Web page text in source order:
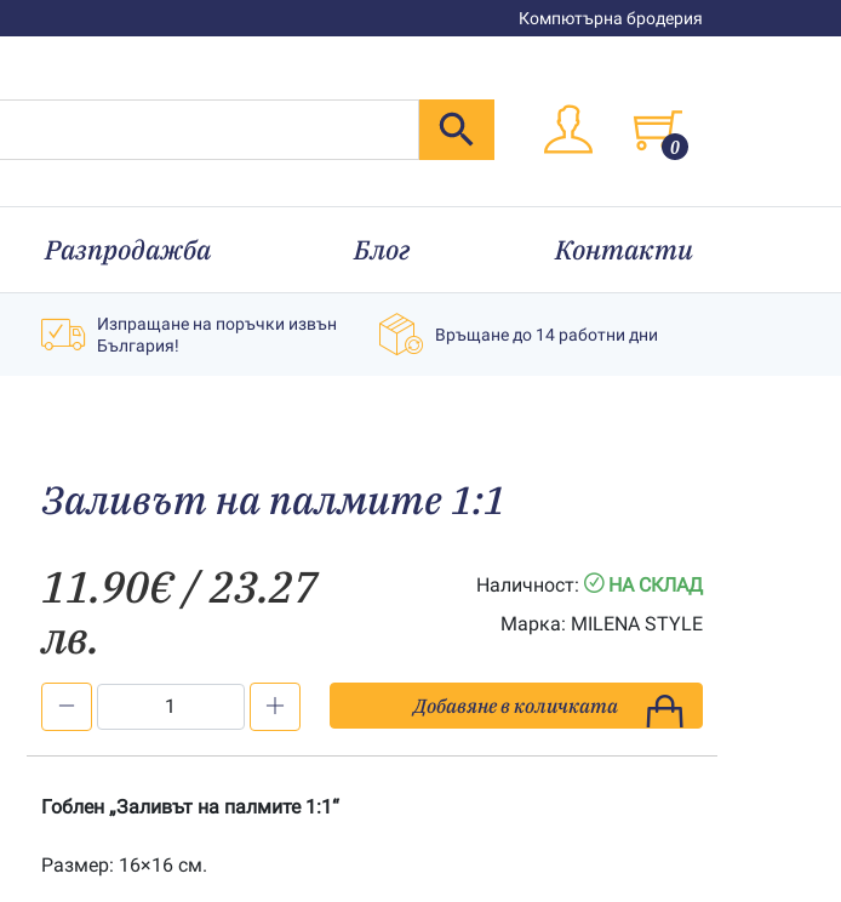
Компютърна бродерия
0
Разпродажба Блог Контакти
Изпращане на поръчки извън
България!
Връщане до 14 работни дни
Заливът на палмите 1:1
11.90€/ 23.27
лв.
Наличност:
НА СКЛАД
Марка: MILENA STYLE
на
1:1
Добавяне в количката
Гоблен „Заливът на палмите 1:1“
Размер: 16×16 см.